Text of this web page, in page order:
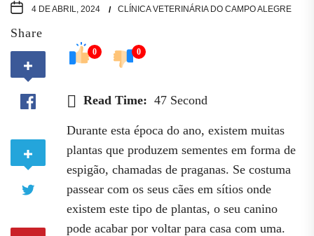
4 DE ABRIL, 2024 CLÍNICA VETERINÁRIA DO CAMPO ALEGRE
Share
0 0
Read Time: 47 Second
Durante esta época do ano, existem muitas
plantas que produzem sementes em forma de
espigão, chamadas de praganas. Se costuma
passear com os seus cães em sítios onde
existem este tipo de plantas, o seu canino
pode acabar por voltar para casa com uma.